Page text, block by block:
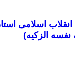
انقلاب
الزکیه)